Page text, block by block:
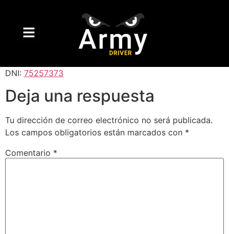
DNI: 75257373
Deja una respuesta
Tu dirección de correo electrónico no será publicada.
Los campos obligatorios están marcados con *
Comentario *